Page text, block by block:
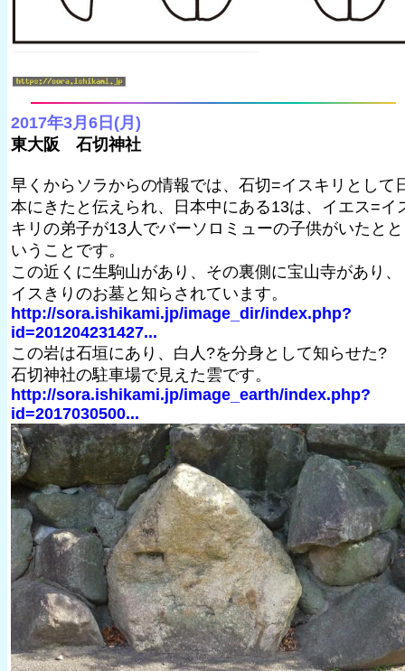
2017年3月6日(月)
東大阪 石切神社
早くからソラからの情報では、石切=イスキリとして
本にきたと伝えられ、日本中にある13は、イエス=イ
キリの弟子が13人でバーソロミューの子供がいたとと
いうことです。
この近くに生駒山があり、その裏側に宝山寺があり、
イスきりのお墓と知らされています。
http://sora.ishikami.jp/image_dir/index.php?
id=201204231427...
この岩は石垣にあり、白人?を分身として知らせた?
石切神社の駐車場で見えた雲です。
http://sora.ishikami.jp/image_earth/index.php?
id=2017030500...